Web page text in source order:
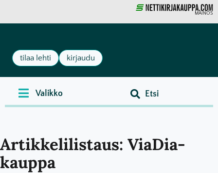
MAINOS
tilaa lehti kirjaudu
Artikkelilistaus: ViaDia-
kauppa